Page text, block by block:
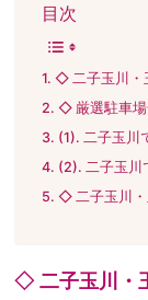
目次
◇ 二子玉川・
◇ 厳選駐車場
(1). 二子玉川
(2). 二子玉川
◇ 二子玉川・
◇ 二子玉川・